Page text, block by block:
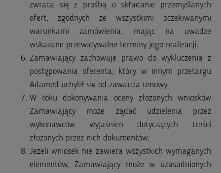
zwraca się z prośbą o składanie przemyślanych
ofert, zgodnych ze wszystkimi oczekiwanymi
warunkami zamówienia, mając na uwadze
wskazane przewidywalne terminy jego realizacji.
Zamawiający zachowuje prawo do wykluczenia z
postępowania oferenta, który w innym przetargu
Adamed uchylił się od zawarcia umowy.
W toku dokonywania oceny złożonych wniosków
Zamawiający może żądać udzielenia przez
wykonawców wyjaśnień dotyczących treści
złożonych przez nich dokumentów.
Jeżeli wniosek nie zawiera wszystkich wymaganych
elementów, Zamawiający może w uzasadnionych